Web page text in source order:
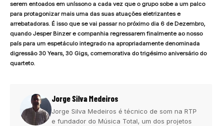
serem entoados em uníssono a cada vez que o grupo sobe a um palco
para protagonizar mais uma das suas atuações eletrizantes e
arrebatadoras. É isso que se vai passar no próximo dia 6 de Dezembro,
quando Jesper Binzer e companhia regressarem finalmente ao nosso
país para um espetáculo integrado na apropriadamente denominada
digressão 30 Years, 30 Gigs, comemorativa do trigésimo aniversário do
quarteto.
Jorge Silva Medeiros
Jorge Silva Medeiros é técnico de som na RTP
e fundador do Música Total, um dos projetos